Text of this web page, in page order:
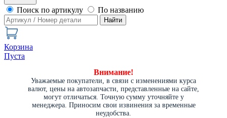
Поиск по артикулу По названию
Найти
Корзина
Пуста
Внимание!
Уважаемые покупатели, в связи с изменениями курса
валют, цены на автозапчасти, представленные на сайте,
могут отличаться. Точную сумму уточняйте у
менеджера. Приносим свои извинения за временные
неудобства.